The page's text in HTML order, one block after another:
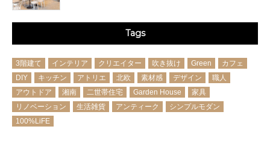
Tags
3階建て インテリア クリエイター 吹き抜け Green
カフェ
DIY
キッチン アトリエ 北欧 素材感 デザイン
職人
アウトドア
湘南 二世帯住宅 Garden House
家具
リノベーション
生活雑貨 アンティーク
シンプルモダン
100%LiFE